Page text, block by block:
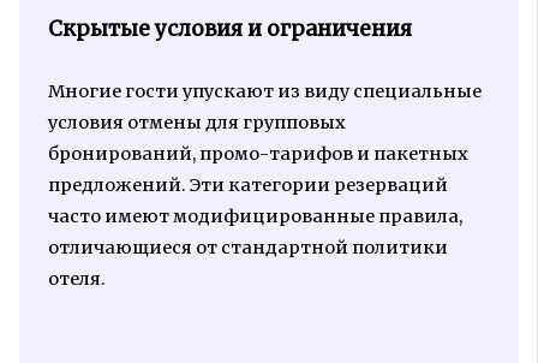
Скрытые условия и ограничения
Многие гости упускают из виду специальные
условия отмены для групповых
бронирований, промо-тарифов и пакетных
предложений. Эти категории резерваций
часто имеют модифицированные правила,
отличающиеся от стандартной политики
отеля.